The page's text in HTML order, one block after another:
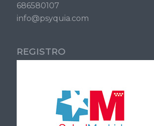
686580107
info@psyquia.com
REGISTRO